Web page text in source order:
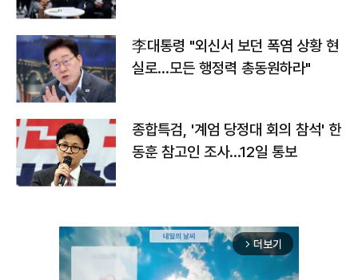
李대통령 "외신서 보던 폭염 상황 현
실로…모든 행정력 총동원하라"
종합특검, '계엄 당정대 회의 참석' 한
동훈 참고인 조사...12일 통보
arrow_forward_ios 더보기